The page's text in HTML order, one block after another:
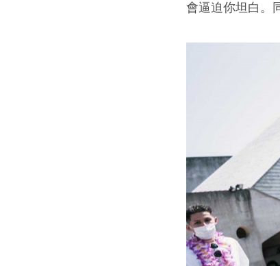
會逼迫你坦白。